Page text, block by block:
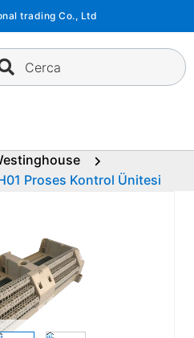
trading Co., Ltd
Cerca
Proses Kontrol Ünitesi